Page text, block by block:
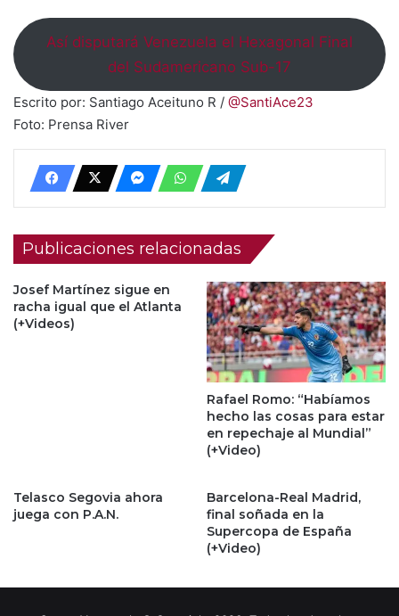
Así disputará Venezuela el Hexagonal Final
del Sudamericano Sub-17
Escrito por: Santiago Aceituno R / @SantiAce23
Foto: Prensa River
Publicaciones relacionadas
Josef Martínez sigue en
racha igual que el Atlanta
(+Videos)
Rafael Romo: “Habíamos
hecho las cosas para estar
en repechaje al Mundial”
(+Video)
Telasco Segovia ahora
juega con P.A.N.
Barcelona-Real Madrid,
final soñada en la
Supercopa de España
(+Video)